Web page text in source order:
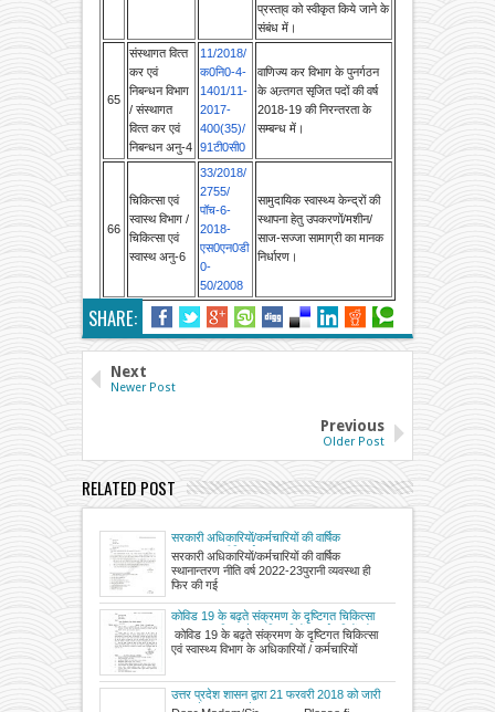
कर एवं
निबन्‍धन विभाग
/ संस्‍थागत
वित्‍त कर एवं
निबन्‍धन अनु-4
क0नि0-4-
1401/11-
2017-
400(35)/
91टी0सी0
वाणिज्य कर विभाग के पुनर्गठन
2018-19 की निरन्तरता के
सम्बन्ध में।
चिकित्‍सा एवं
चिकित्‍सा एवं
स्‍वास्‍थ अनु-6
33/2018/
2755/
पॉच-6-
2018-
एस0एन0डी
0-
50/2008
सामुदायिक स्वास्‍थ्‍य केन्द्रों की
साज-सज्जा‍ सामाग्री का मानक
निर्धारण।
Next
Newer Post
स्थानान्तरण नीति वर्ष 2022-23पुरानी व्यवस्था ही
फिर की गई
कोविड 19 के बढ़ते संक्रमण के दृष्टिगत चिकित्सा
एवं स्वास्थ्य विभाग के अधिकारियों / कर्मचारियों को
चुनाव ड्यूटी से मुक्त रखे जाने का आदेश जारी
एवं स्वास्थ्य विभाग के अधिकारियों / कर्मचारियों
उत्तर प्रदेश शासन द्वारा 21 फरवरी 2018 को जारी
Orders issued on 21 February 2018 UP
Government